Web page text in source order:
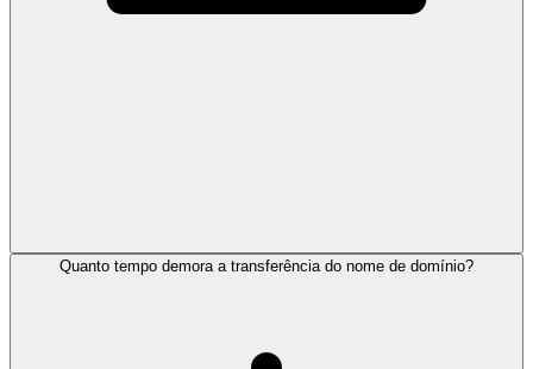
Quanto tempo demora a transferência do nome de domínio?